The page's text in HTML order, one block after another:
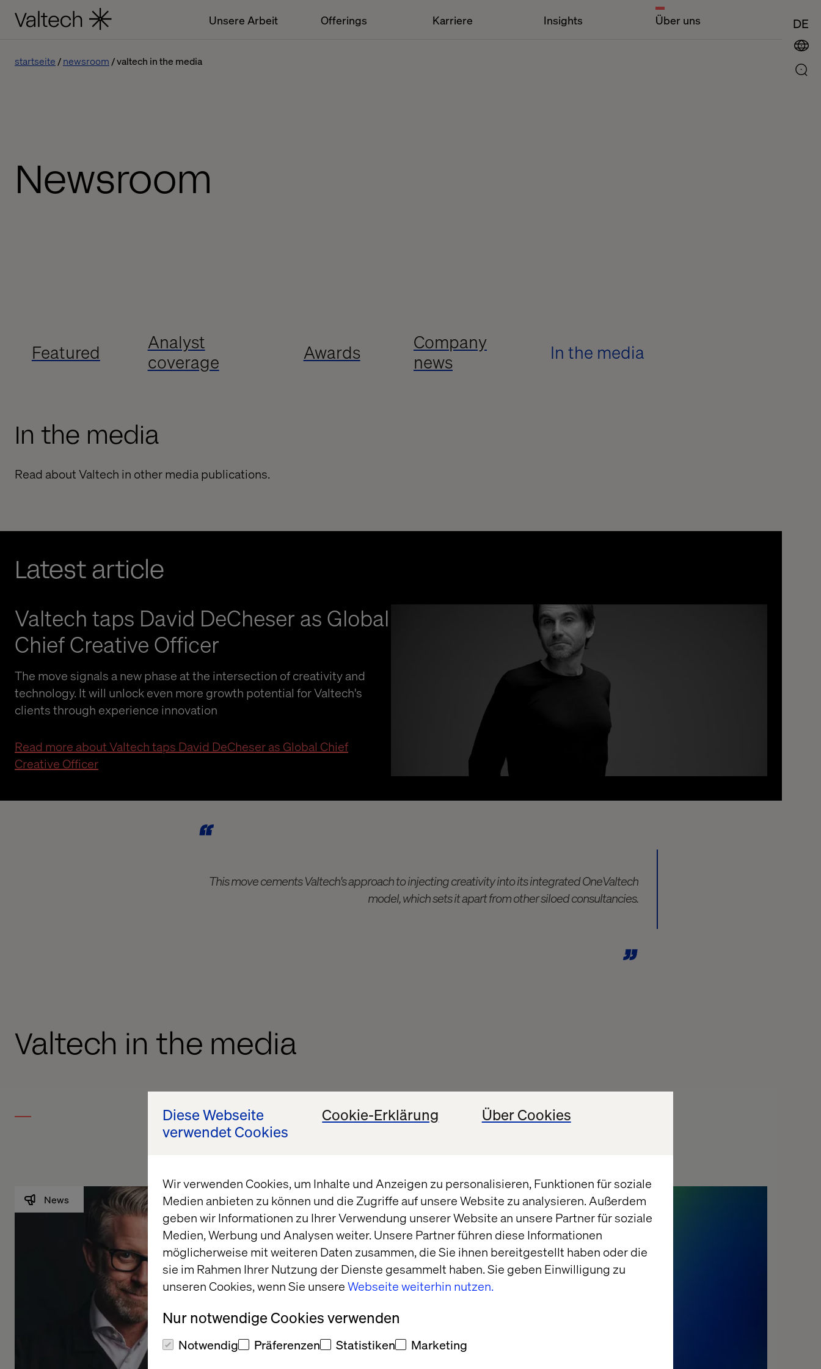
Diese Webseite
verwendet Cookies
Cookie-Erklärung Über Cookies
Wir verwenden Cookies, um Inhalte und Anzeigen zu personalisieren, Funktionen für soziale
Medien anbieten zu können und die Zugriffe auf unsere Website zu analysieren. Außerdem
geben wir Informationen zu Ihrer Verwendung unserer Website an unsere Partner für soziale
Medien, Werbung und Analysen weiter. Unsere Partner führen diese Informationen
möglicherweise mit weiteren Daten zusammen, die Sie ihnen bereitgestellt haben oder die
sie im Rahmen Ihrer Nutzung der Dienste gesammelt haben. Sie geben Einwilligung zu
unseren Cookies, wenn Sie unsereWebseite weiterhin nutzen.
Nur notwendige Cookies verwenden
Notwendig Präferenzen Statistiken Marketing
Unsere Arbeit Offerings Karriere Insights Über uns DE
startseite newsroom valtech in the media
Newsroom
Featured
Analyst
coverage
Awards
Company
news
In the media
In the media
Read about Valtech in other media publications.
Latest article
Valtech taps David DeCheser as Global
Chief Creative Officer
The move signals a new phase at the intersection of creativity and
technology. It will unlock even more growth potential for Valtech's
clients through experience innovation
Read more about Valtech taps David DeCheser as Global Chief
Creative Officer
This move cements Valtech's approach to injecting creativity into its integrated OneValtech
model, which sets it apart from other siloed consultancies.
Valtech in the media
News News News